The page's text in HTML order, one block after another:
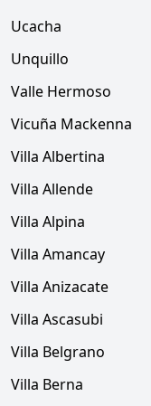
Ucacha
Unquillo
Valle Hermoso
Vicuña Mackenna
Villa Albertina
Villa Allende
Villa Alpina
Villa Amancay
Villa Anizacate
Villa Ascasubi
Villa Belgrano
Villa Berna